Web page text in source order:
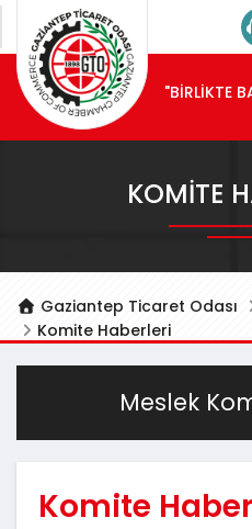
"BİRLİKTE
KOMITE
Gaziantep Ticaret Odası
Komite Haberleri
Meslek
Komite